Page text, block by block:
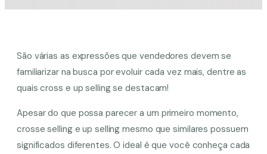
São várias as expressões que vendedores devem se
familiarizar na busca por evoluir cada vez mais, dentre as
quais cross e up selling se destacam!
Apesar do que possa parecer a um primeiro momento,
crosse selling e up selling mesmo que similares possuem
significados diferentes. O ideal é que você conheça cada